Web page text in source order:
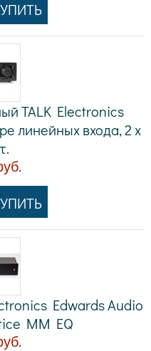
TALK Electronics
линейных входа, 2 x
Edwards Audio
MM EQ